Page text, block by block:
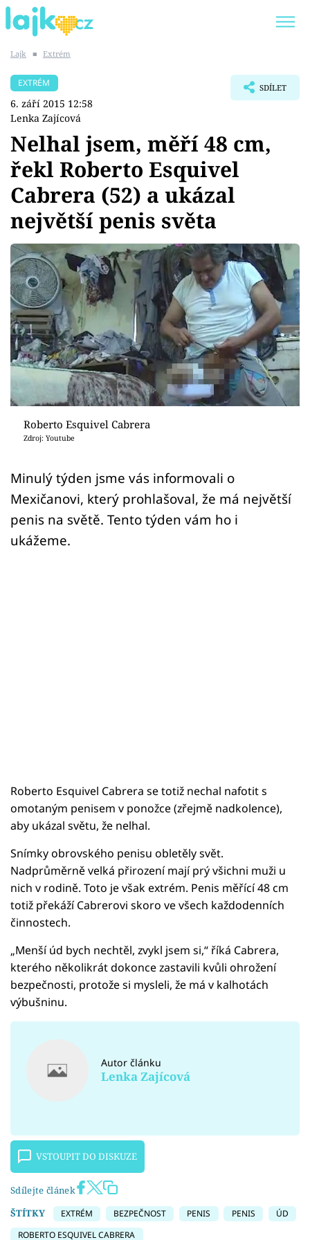
SHOPAHOLICADEL
Témata
Showbyznys
Youtubeři
Virály
Sex a vztahy
Videa
Sledujte prima+
Přihlášení
Sledujte nás
Lajk ■ Extrém
EXTRÉM
6. září 2015 12:58
Lenka Zajícová
SDÍLET
Nelhal jsem, měří 48 cm,
řekl Roberto Esquivel
Cabrera (52) a ukázal
největší penis světa
Roberto Esquivel Cabrera
Zdroj: Youtube
Minulý týden jsme vás informovali o
Mexičanovi, který prohlašoval, že má největší
penis na světě. Tento týden vám ho i
ukážeme.
Roberto Esquivel Cabrera se totiž nechal nafotit s
omotaným penisem v ponožce (zřejmě nadkolence),
aby ukázal světu, že nelhal.
Snímky obrovského penisu obletěly svět.
Nadprůměrně velká přirození mají prý všichni muži u
nich v rodině. Toto je však extrém. Penis měřící 48 cm
totiž překáží Cabrerovi skoro ve všech každodenních
činnostech.
„Menší úd bych nechtěl, zvykl jsem si,“ říká Cabrera,
kterého několikrát dokonce zastavili kvůli ohrožení
bezpečnosti, protože si mysleli, že má v kalhotách
výbušninu.
Autor článku
Lenka Zajícová
VSTOUPIT DO DISKUZE
Sdílejte článek
ŠTÍTKY
EXTRÉM BEZPEČNOST PENIS PENIS
ÚD
ROBERTO ESQUIVEL CABRERA